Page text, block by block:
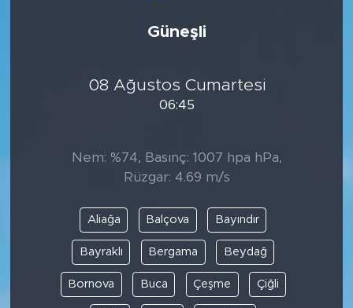
Güneşli
08 Ağustos Cumartesi
06:45
Nem: %74, Basınç: 1007 hpa hPa,
Rüzgar: 4.69 m/s
Aliağa Balçova Bayındır
Bayraklı Bergama Beydağ
Bornova Buca Çeşme Çiğli